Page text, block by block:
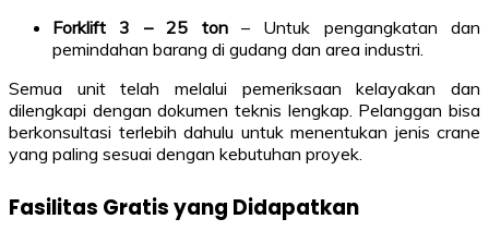
Forklift 3 – 25 ton– Untuk pengangkatan dan
pemindahan barang di gudang dan area industri.
Semua unit telah melalui pemeriksaan kelayakan dan
dilengkapi dengan dokumen teknis lengkap. Pelanggan bisa
berkonsultasi terlebih dahulu untuk menentukan jenis crane
yang paling sesuai dengan kebutuhan proyek.
Fasilitas Gratis yang Didapatkan